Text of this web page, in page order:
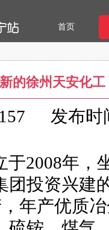
首页
的徐州天安化
发布时
于2008年，
团投资兴建
年产优质